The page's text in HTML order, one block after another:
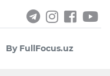
By FullFocus.uz